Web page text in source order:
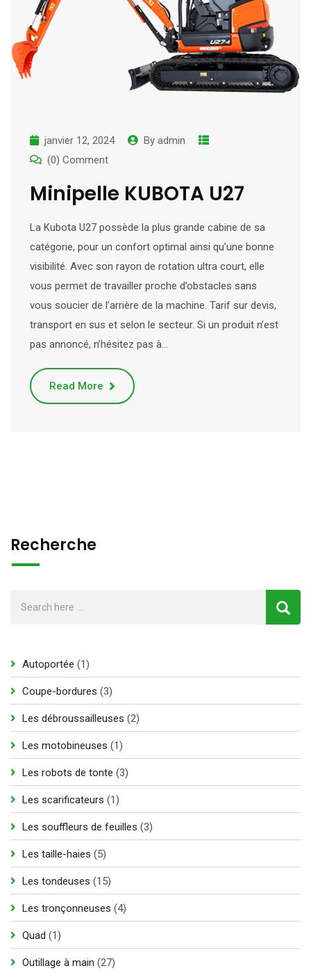
janvier 12, 2024 By admin
(0) Comment
Minipelle KUBOTA U27
La Kubota U27 possède la plus grande cabine de sa
catégorie, pour un confort optimal ainsi qu’une bonne
visibilité. Avec son rayon de rotation ultra court, elle
vous permet de travailler proche d’obstacles sans
vous soucier de l’arrière de la machine. Tarif sur devis,
transport en sus et selon le secteur. Si un produit n’est
pas annoncé, n’hésitez pas à…
Read More
Recherche
Autoportée 11
Coupe-bordures 33
Les débroussailleuses 22
Les motobineuses 11
Les robots de tonte 33
Les scarificateurs 11
Les souffleurs de feuilles 33
Les taille-haies 55
Les tondeuses 1515
Les tronçonneuses 44
Quad 11
Outillage à main 2727